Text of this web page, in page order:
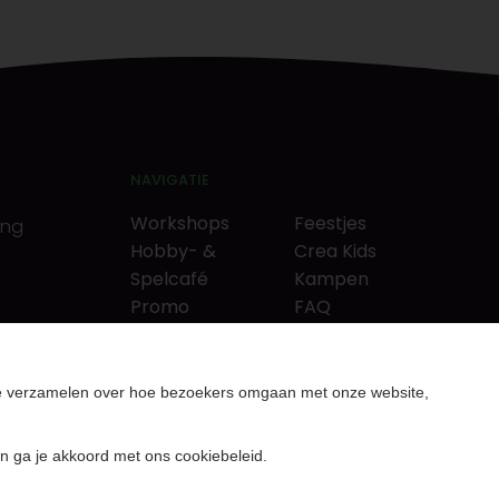
NAVIGATIE
Workshops
Hobby- &
Spelcafé
Promo
Over ons
Feestjes
Crea Kids
Kampen
FAQ
over hoe bezoekers omgaan met onze website,
ga je akkoord met ons cookiebeleid.